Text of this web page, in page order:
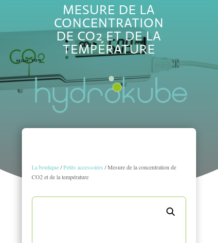
MESURE DE LA
CONCENTRATION
DE CO2 ET DE LA
TEMPÉRATURE
La boutique/Petits accessoires / Mesure de la concentration de
CO2 et de la température